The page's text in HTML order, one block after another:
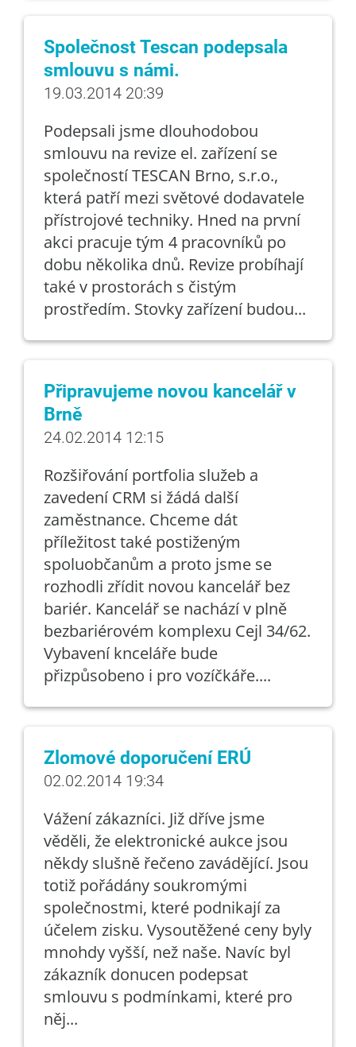
Společnost Tescan podepsala
smlouvu s námi.
19.03.2014 20:39
Podepsali jsme dlouhodobou
smlouvu na revize el. zařízení se
společností TESCAN Brno, s.r.o.,
která patří mezi světové dodavatele
přístrojové techniky. Hned na první
akci pracuje tým 4 pracovníků po
dobu několika dnů. Revize probíhají
také v prostorách s čistým
prostředím. Stovky zařízení budou...
Připravujeme novou kancelář v
Brně
24.02.2014 12:15
Rozšiřování portfolia služeb a
zavedení CRM si žádá další
zaměstnance. Chceme dát
příležitost také postiženým
spoluobčanům a proto jsme se
rozhodli zřídit novou kancelář bez
bariér. Kancelář se nachází v plně
bezbariérovém komplexu Cejl 34/62.
Vybavení knceláře bude
přizpůsobeno i pro vozíčkáře....
Zlomové doporučení ERÚ
02.02.2014 19:34
Vážení zákazníci. Již dříve jsme
věděli, že elektronické aukce jsou
někdy slušně řečeno zavádějící. Jsou
totiž pořádány soukromými
společnostmi, které podnikají za
účelem zisku. Vysoutěžené ceny byly
mnohdy vyšší, než naše. Navíc byl
zákazník donucen podepsat
smlouvu s podmínkami, které pro
něj...